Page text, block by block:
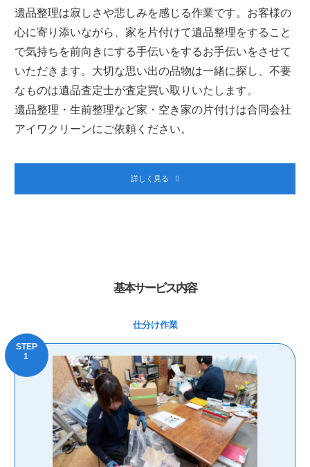
遺品整理は寂しさや悲しみを感じる作業です。お客様の
心に寄り添いながら、家を片付けて遺品整理をすること
で気持ちを前向きにする手伝いをするお手伝いをさせて
いただきます。大切な思い出の品物は一緒に探し、不要
なものは遺品査定士が査定買い取りいたします。
遺品整理・生前整理など家・空き家の片付けは合同会社
アイワクリーンにご依頼ください。
詳しく見る
基本サービス内容
仕分け作業